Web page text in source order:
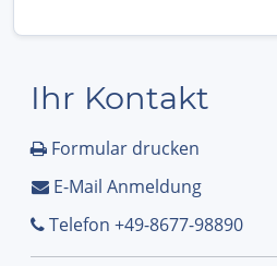
Ihr Kontakt
Formular drucken
E-Mail Anmeldung
Telefon +49-8677-98890